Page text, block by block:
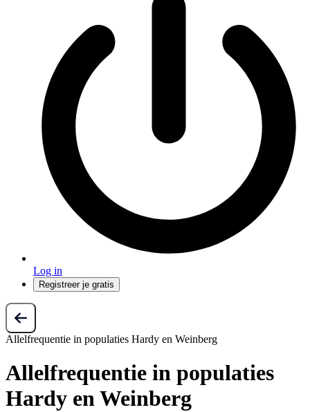
Log in
Registreer je gratis
Allelfrequentie in populaties Hardy en Weinberg
Allelfrequentie in populaties
Hardy en Weinberg